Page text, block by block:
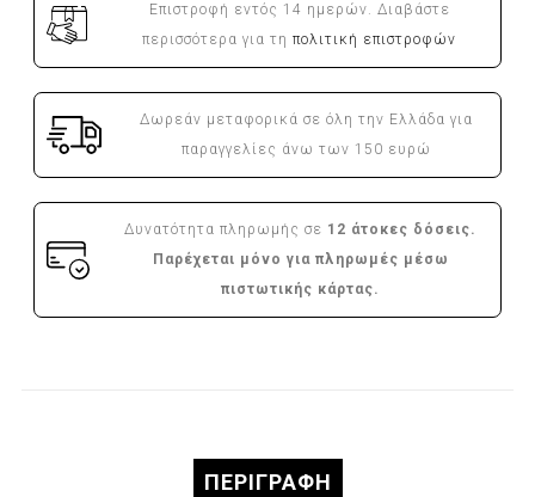
Επιστροφή εντός 14 ημερών. Διαβάστε
περισσότερα για τηπολιτική επιστροφών
Δωρεάν μεταφορικά σε όλη την Ελλάδα για
παραγγελίες άνω των 150 ευρώ
Δυνατότητα πληρωμής σε 12 άτοκες δόσεις.
Παρέχεται μόνο για πληρωμές μέσω
πιστωτικής κάρτας.
ΠΕΡΙΓΡΑΦΉ